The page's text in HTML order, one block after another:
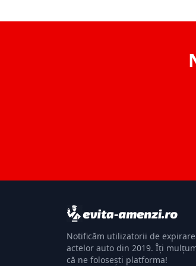
Notificăm utilizatorii de
actelor auto din 2019. Îți
că ne folosești platforma!